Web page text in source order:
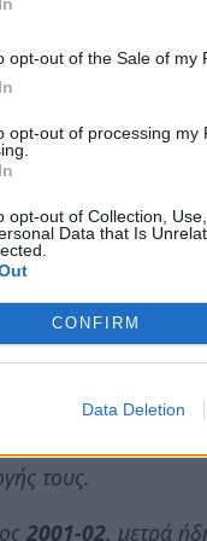
opt-out of the Sale of my
opt-out of processing my
opt-out of Collection,
Data that Is
CONFIRM
Data Deletion
και την
Σχολείο
, εκτός του ότι
τη
της εφηβείας.
παραβατικότητα,
ενασχόληση με τη
τους.
2001-02, μετρά